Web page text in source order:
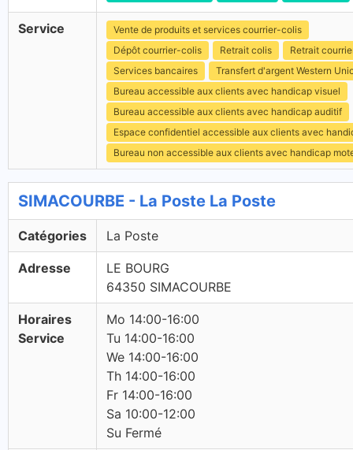
Service
Vente de produits et services courrier-colis
Dépôt courrier-colis
Retrait colis
Retrait
Services bancaires
Transfert d'argent Western
Bureau accessible aux clients avec handicap visuel
Bureau accessible aux clients avec handicap auditif
Espace confidentiel accessible aux clients avec
Bureau non accessible aux clients avec handicap
SIMACOURBE - La Poste La Poste
Catégories La Poste
Adresse
LE BOURG
64350 SIMACOURBE
Horaires
Service
Mo 14:00-16:00
Tu 14:00-16:00
We 14:00-16:00
Th 14:00-16:00
Fr 14:00-16:00
Sa 10:00-12:00
Su Fermé